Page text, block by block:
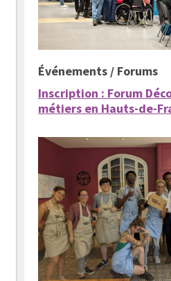
Événements / Forums
Inscription : Forum
métiers en Hauts-de-